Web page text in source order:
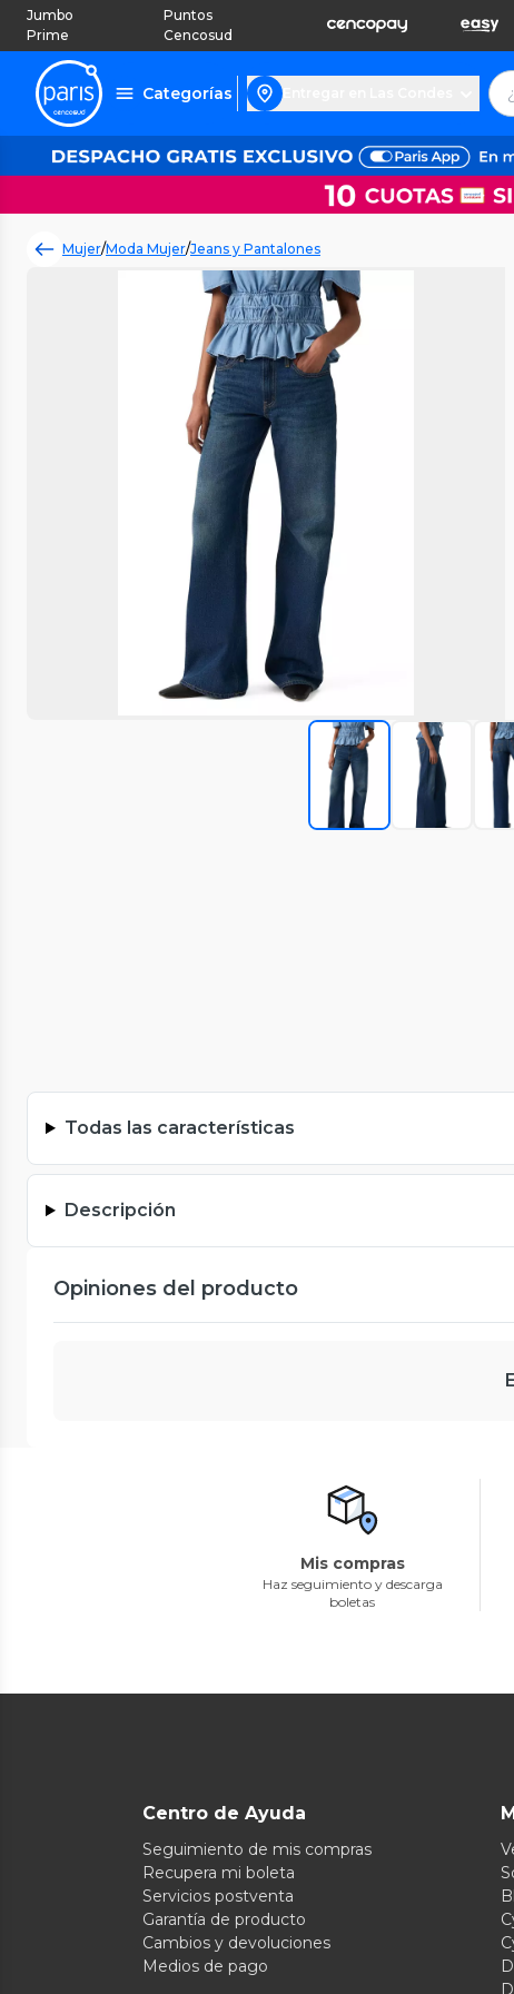
Jumbo
Prime
Puntos
Cencosud
Categorías
Mujer/Moda Mujer/Jeans y Pantalones
Todas las características
Descripción
Opiniones del producto
Mis compras
Haz seguimiento y descarga
boletas
Centro de Ayuda
Seguimiento de mis compras
Recupera mi boleta
Servicios postventa
Garantía de producto
Cambios y devoluciones
Medios de pago